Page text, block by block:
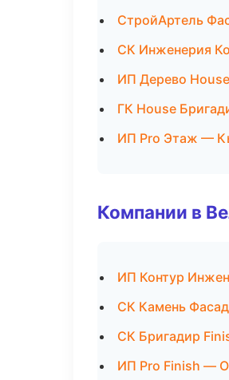
СтройАртель
СК Инженерия
ИП Дерево
ГК House
ИП Pro Этаж —
Компании в
ИП Контур
СК Камень
СК Бригадир
ИП Pro Finish —